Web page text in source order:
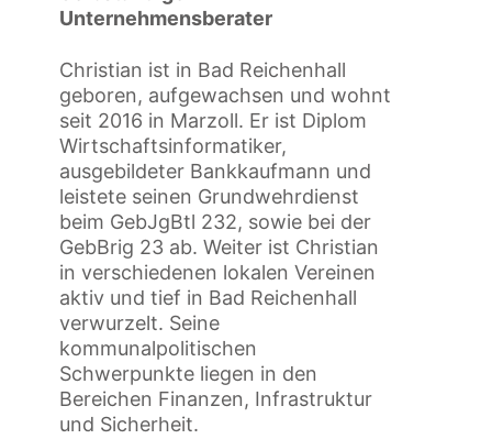
Unternehmensberater
Christian ist in Bad Reichenhall
geboren, aufgewachsen und wohnt
seit 2016 in Marzoll. Er ist Diplom
Wirtschaftsinformatiker,
ausgebildeter Bankkaufmann und
leistete seinen Grundwehrdienst
beim GebJgBtl 232, sowie bei der
GebBrig 23 ab. Weiter ist Christian
in verschiedenen lokalen Vereinen
aktiv und tief in Bad Reichenhall
verwurzelt. Seine
kommunalpolitischen
Schwerpunkte liegen in den
Bereichen Finanzen, Infrastruktur
und Sicherheit.